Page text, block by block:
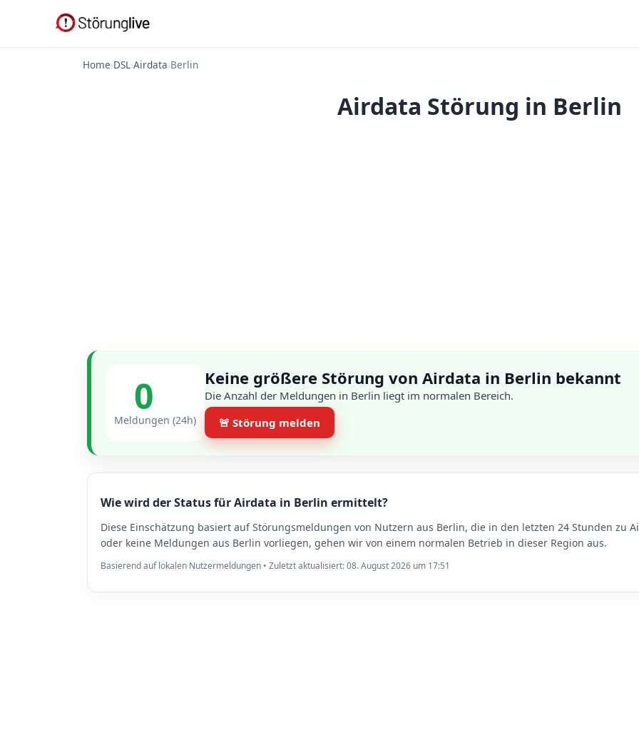
Home›DSL›Airdata›Berlin
Airdata Störung in Berlin
0
Meldungen (24h)
Keine größere Störung von Airdata in Berlin bekannt
Die Anzahl der Meldungen in Berlin liegt im normalen Bereich.
🚨 Störung melden
Wie wird der Status für Airdata in Berlin ermittelt?
Diese Einschätzung basiert auf Störungsmeldungen von Nutzern aus Berlin, die in den letzten 24 Stunden zu
oder keine Meldungen aus Berlin vorliegen, gehen wir von einem normalen Betrieb in dieser Region aus.
Basierend auf lokalen Nutzermeldungen • Zuletzt aktualisiert: 08. August 2026 um 17:51